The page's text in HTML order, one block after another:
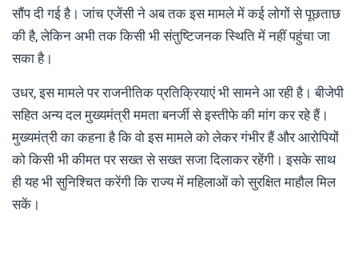
सौंप दी गई है। जांच एजेंसी ने अब तक इस मामले में कई लोगों से पूछताछ
की है, लेकिन अभी तक किसी भी संतुष्टिजनक स्थिति में नहीं पहुंचा जा
सका है।
उधर, इस मामले पर राजनीतिक प्रतिक्रियाएं भी सामने आ रही है। बीजेपी
सहित अन्य दल मुख्यमंत्री ममता बनर्जी से इस्तीफे की मांग कर रहे हैं।
मुख्यमंत्री का कहना है कि वो इस मामले को लेकर गंभीर हैं और आरोपियों
को किसी भी कीमत पर सख्त से सख्त सजा दिलाकर रहेंगी। इसके साथ
ही यह भी सुनिश्चित करेंगी कि राज्य में महिलाओं को सुरक्षित माहौल मिल
सकें।